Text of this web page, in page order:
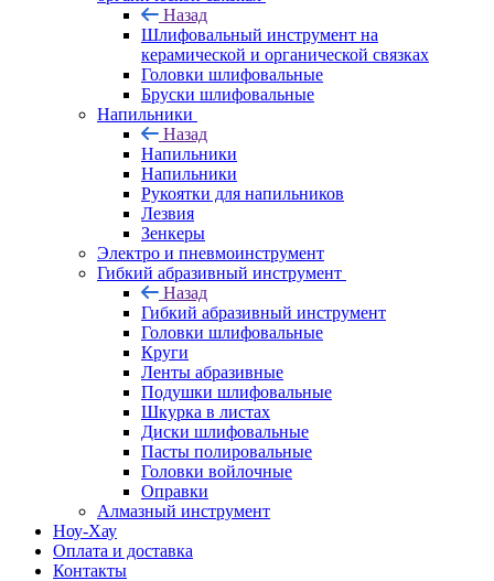
Назад
Шлифовальный инструмент на
керамической и органической связках
Головки шлифовальные
Бруски шлифовальные
Напильники
Назад
Напильники
Напильники
Рукоятки для напильников
Лезвия
Зенкеры
Электро и пневмоинструмент
Гибкий абразивный инструмент
Назад
Гибкий абразивный инструмент
Головки шлифовальные
Круги
Ленты абразивные
Подушки шлифовальные
Шкурка в листах
Диски шлифовальные
Пасты полировальные
Головки войлочные
Оправки
Алмазный инструмент
Ноу-Хау
Оплата и доставка
Контакты